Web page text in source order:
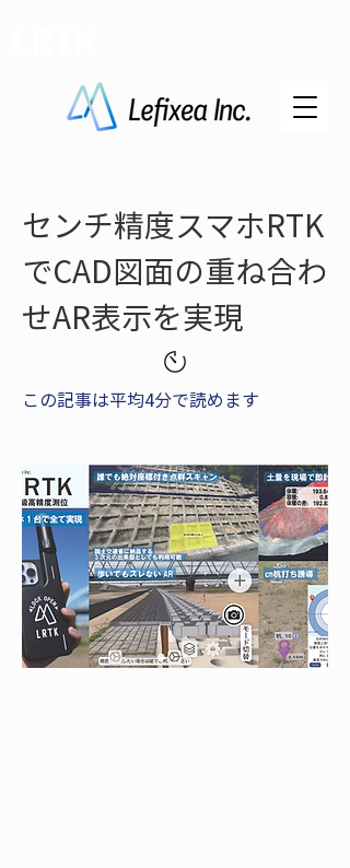
センチ精度スマホRTK
でCAD図面の重ね合わ
せAR表示を実現
この記事は平均4分で読めます